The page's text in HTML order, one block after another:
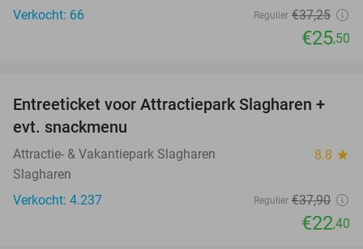
Verkocht: 66
Regulier €37,25
€25,50
41%
Entreeticket voor Attractiepark Slagharen +
evt. snackmenu
Attractie- & Vakantiepark Slagharen 8.8 star
Slagharen
Verkocht: 4.237
Regulier €37,90
€22,40